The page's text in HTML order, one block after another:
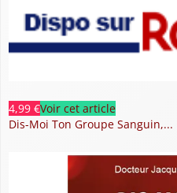
4,99 €Voir cet article
Dis-Moi Ton Groupe Sanguin,...